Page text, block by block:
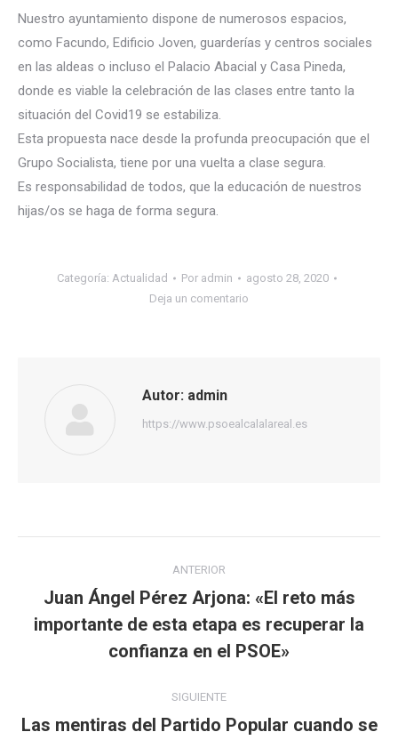
Nuestro ayuntamiento dispone de numerosos espacios,
como Facundo, Edificio Joven, guarderías y centros sociales
en las aldeas o incluso el Palacio Abacial y Casa Pineda,
donde es viable la celebración de las clases entre tanto la
situación del Covid19 se estabiliza.
Esta propuesta nace desde la profunda preocupación que el
Grupo Socialista, tiene por una vuelta a clase segura.
Es responsabilidad de todos, que la educación de nuestros
hijas/os se haga de forma segura.
Categoría: Actualidad Por admin
agosto 28, 2020
Deja un comentario
Autor: admin
https://www.psoealcalalareal.es
Navegación
entre
publicaciones
ANTERIOR
Publicación
anterior:
Juan Ángel Pérez Arjona: «El reto más
importante de esta etapa es recuperar la
confianza en el PSOE»
SIGUIENTE
Las mentiras del Partido Popular cuando se